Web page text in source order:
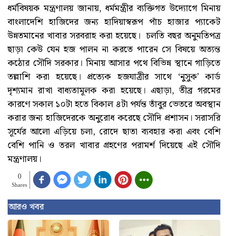
ধর্মবিষয়ক মন্ত্রণালয় জানায়, ধর্মমন্ত্রীর ব্যক্তিগত উদ্যোগে মিনায়
বাংলাদেশি হাজিদের জন্য হাদিয়াস্বরূপ পাঁচ হাজার প্যাকেট
উন্নতমানের খাবার সরবরাহ করা হয়েছে। চলতি বছর অনুমতিপত্র
ছাড়া কেউ যেন হজ পালন না করতে পারেন সে বিষয়ে অত্যন্ত
কঠোর সৌদি সরকার। মিনায় আসার পথে বিভিন্ন স্থানে গাড়িতে
তল্লাশি করা হয়েছে। প্রত্যেক হজযাত্রীর সাথে ‘নুসুক’ কার্ড
দৃশ্যমান রাখা বাধ্যতামূলক করা হয়েছে। এছাড়া, তীব্র গরমের
কারণে সকাল ১০টা হতে বিকাল ৪টা পর্যন্ত তাঁবুর ভেতরে অবস্থান
করার জন্য হাজিদেরকে অনুরোধ করেছে সৌদি প্রশাসন। সরাসরি
সূর্যের আলো এড়িয়ে চলা, রোদে ছাতা ব্যবহার করা এবং বেশি
বেশি পানি ও তরল খাবার গ্রহণের পরামর্শ দিয়েছে এই সৌদি
মন্ত্রণালয়।
0
Shares
আরও খবর